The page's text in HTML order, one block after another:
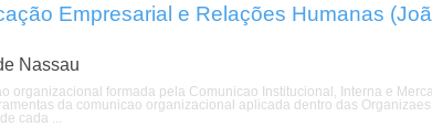
Empresarial e Relações Humanas
Nassau
organizacional formada pela Comunicao Institucional, Interna e
da comunicao organizacional aplicada dentro das
cada ...